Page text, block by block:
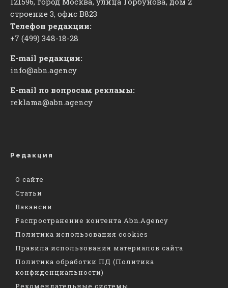
строение 3, офис ​В823
Телефон редакции:
+7 (499) 348-18-28
E-mail редакции:
info@abn.agency
E-mail по вопросам рекламы:
reklama@abn.agency
Редакция
О сайте
Статьи
Вакансии
Распространение контента Abn.Agency
Политика использования cookies
Правила использования материалов сайта
Политика обработки ПД (Политика
конфиденциальности)
Рекомендательные системы